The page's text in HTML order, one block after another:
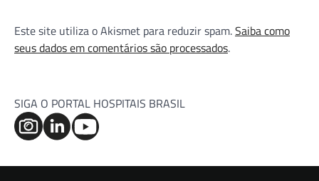
Este site utiliza o Akismet para reduzir spam.Saiba como
seus dados em comentários são processados.
SIGA O PORTAL HOSPITAIS BRASIL